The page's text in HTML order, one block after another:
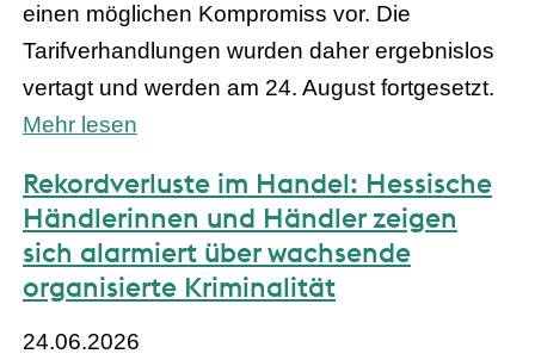
einen möglichen Kompromiss vor. Die
Tarifverhandlungen wurden daher ergebnislos
vertagt und werden am 24. August fortgesetzt.
Mehr lesen
Rekordverluste im Handel: Hessische
Händlerinnen und Händler zeigen
sich alarmiert über wachsende
organisierte Kriminalität
24.06.2026